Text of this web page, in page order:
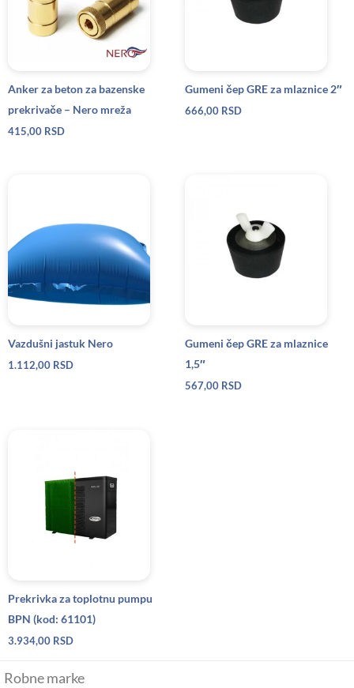
Anker za beton za bazenske
prekrivače – Nero mreža
415,00 RSD
Gumeni čep GRE za mlaznice 2″
666,00 RSD
Vazdušni jastuk Nero
1.112,00 RSD
Gumeni čep GRE za mlaznice
1,5″
567,00 RSD
Prekrivka za toplotnu pumpu
BPN (kod: 61101)
3.934,00 RSD
Robne marke